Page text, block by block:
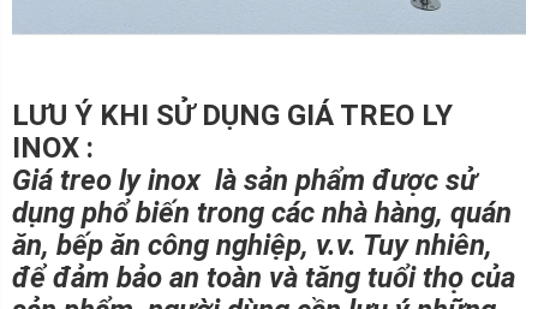
LƯU Ý KHI SỬ DỤNG GIÁ TREO LY
INOX :
Giá treo ly inox là sản phẩm được sử
dụng phổ biến trong các nhà hàng, quán
ăn, bếp ăn công nghiệp, v.v. Tuy nhiên,
để đảm bảo an toàn và tăng tuổi thọ của